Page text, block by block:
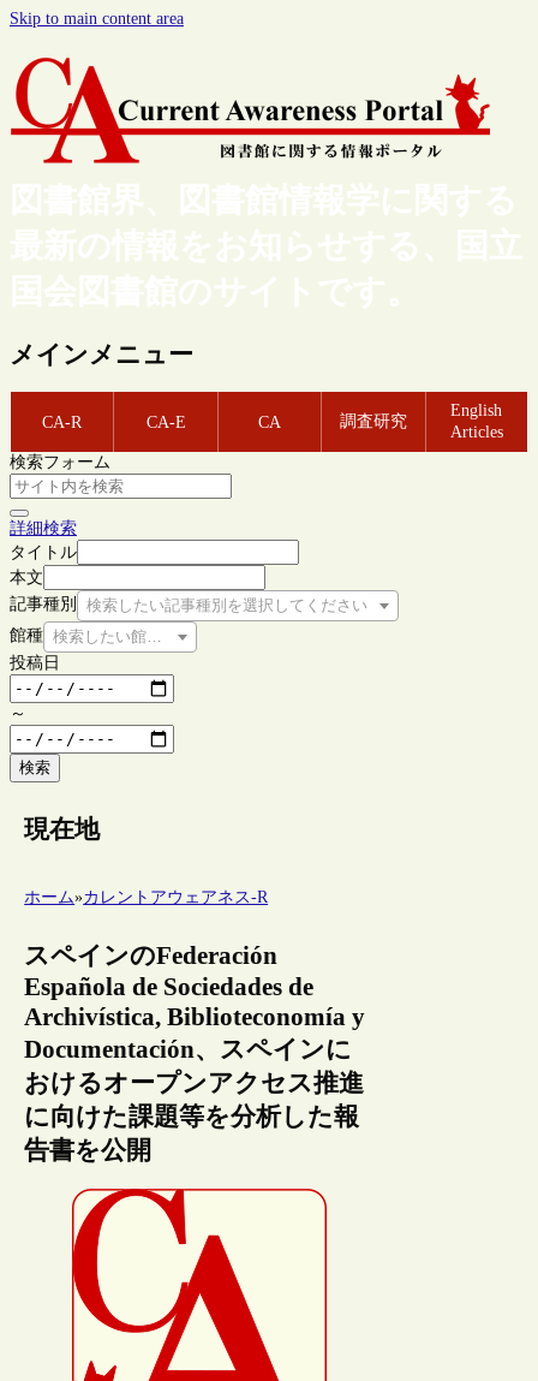
Skip to main content area
図書館界、図書館情報学に関する
最新の情報をお知らせする、国立
国会図書館のサイトです。
メインメニュー
CA-R CA-E CA 調査研究
English
Articles
検索フォーム
詳細検索
タイトル
本文
記事種別
検索したい記事種別を選択してください
館種 検索したい館種を選択してください
投稿日
～
検索
現在地
ホーム»カレントアウェアネス-R
スペインのFederación
Española de Sociedades de
Archivística, Biblioteconomía y
Documentación、スペインに
おけるオープンアクセス推進
に向けた課題等を分析した報
告書を公開